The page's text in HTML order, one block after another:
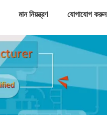
মান নিয়ন্ত্রণ যোগাযোগ করুন